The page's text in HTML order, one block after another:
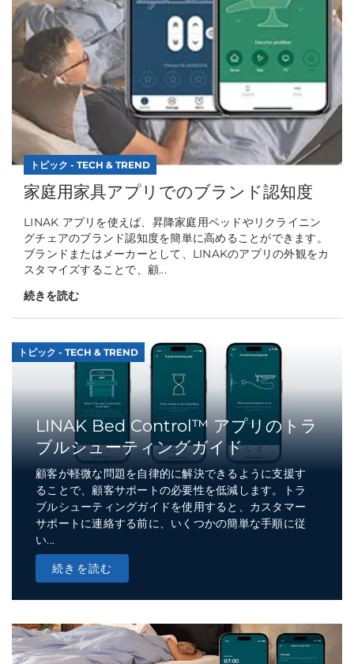
トピック - TECH & TREND
家庭用家具アプリでのブランド認知度
LINAK アプリを使えば、昇降家庭用ベッドやリクライニン
グチェアのブランド認知度を簡単に高めることができます。
ブランドまたはメーカーとして、LINAKのアプリの外観をカ
スタマイズすることで、顧...
続きを読む
トピック - TECH & TREND
LINAK Bed Control™ アプリのトラ
ブルシューティングガイド
顧客が軽微な問題を自律的に解決できるように支援す
ることで、顧客サポートの必要性を低減します。トラ
ブルシューティングガイドを使用すると、カスタマー
サポートに連絡する前に、いくつかの簡単な手順に従
い...
続きを読む